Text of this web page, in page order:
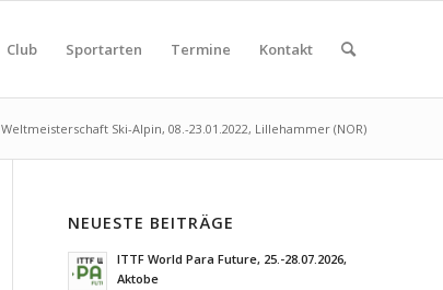
Club Sportarten Termine Kontakt
Weltmeisterschaft Ski-Alpin, 08.-23.01.2022, Lillehammer (NOR)
NEUESTE BEITRÄGE
ITTF World Para Future, 25.-28.07.2026,
Aktobe